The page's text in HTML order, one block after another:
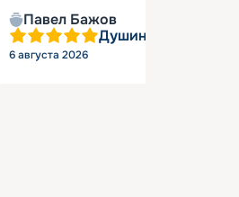
Павел Бажов
Душин Александр
6 августа 2026